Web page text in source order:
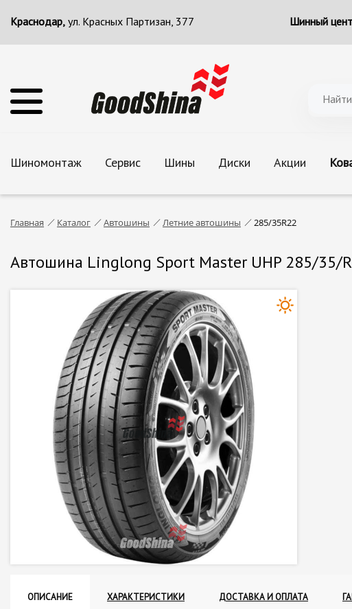
Краснодар, ул. Красных Партизан, 377 Шинный
Шиномонтаж Сервис Шины Диски Акции
Главная Каталог Автошины Летние автошины 285/35R22
Автошина Linglong Sport Master UHP 285/35/
ОПИСАНИЕ ХАРАКТЕРИСТИКИ ДОСТАВКА И ОПЛАТА